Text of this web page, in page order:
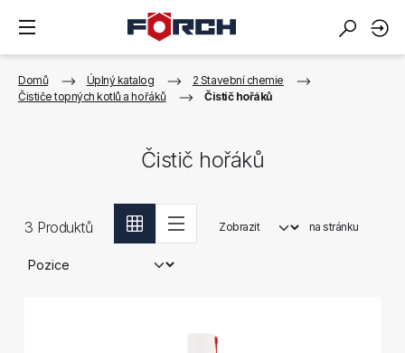
Domů Úplný katalog
2 Stavební chemie
Čističe topných kotlů a hořáků
Čistič hořáků
Čistič hořáků
3 Produktů Zobrazit na stránku